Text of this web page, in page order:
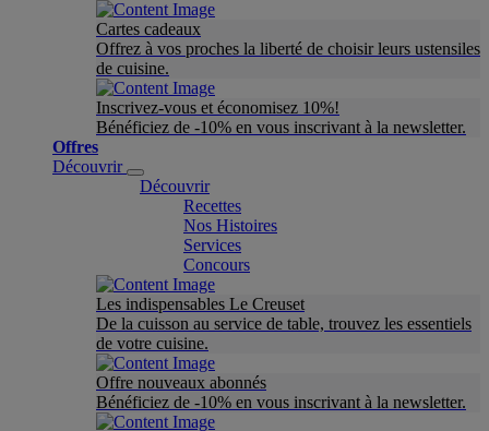
Cartes cadeaux
Offrez à vos proches la liberté de choisir leurs ustensiles
de cuisine.
Inscrivez-vous et économisez 10%!
Bénéficiez de -10% en vous inscrivant à la newsletter.
Offres
Découvrir
Découvrir
Recettes
Nos Histoires
Services
Concours
Les indispensables Le Creuset
De la cuisson au service de table, trouvez les essentiels
de votre cuisine.
Offre nouveaux abonnés
Bénéficiez de -10% en vous inscrivant à la newsletter.